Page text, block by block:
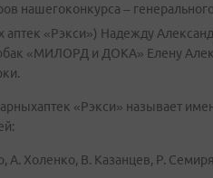
нашегоконкурса –
аптек «Рэкси») Надежду
«МИЛОРД и ДОКА» Елену
«Рэкси» называет
А. Холенко, В. Казанцев, Р.